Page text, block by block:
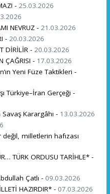
- 25.03.2026
NEVRUZ - 21.03.2026
- 20.03.2026
DİRİLİR - 20.03.2026
ÇAĞRISI - 17.03.2026
Yeni Füze Taktikleri -
Türkiye–İran Gerçeği -
Karargâhı - 13.03.2026
milletlerin hafızası
TÜRK ORDUSU TARİHLE* -
Çatlı - 09.03.2026
HAZIRDIR* - 07.03.2026